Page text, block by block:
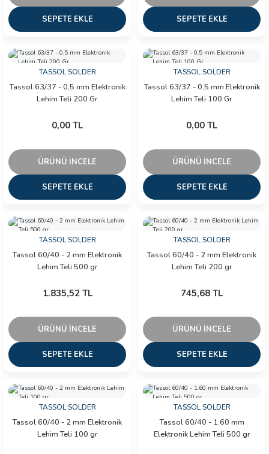
SEPETE EKLE SEPETE EKLE
TASSOL SOLDER
Tassol 63/37 - 0,5 mm Elektronik
Lehim Teli 200 Gr
0,00 TL
ÜRÜNÜ İNCELE
SEPETE EKLE
TASSOL SOLDER
Tassol 63/37 - 0,5 mm Elektronik
Lehim Teli 100 Gr
0,00 TL
ÜRÜNÜ İNCELE
SEPETE EKLE
TASSOL SOLDER
Tassol 60/40 - 2 mm Elektronik
Lehim Teli 500 gr
1.835,52 TL
ÜRÜNÜ İNCELE
SEPETE EKLE
TASSOL SOLDER
Tassol 60/40 - 2 mm Elektronik
Lehim Teli 200 gr
745,68 TL
ÜRÜNÜ İNCELE
SEPETE EKLE
TASSOL SOLDER
Tassol 60/40 - 2 mm Elektronik
Lehim Teli 100 gr
TASSOL SOLDER
Tassol 60/40 - 1.60 mm
Elektronik Lehim Teli 500 gr